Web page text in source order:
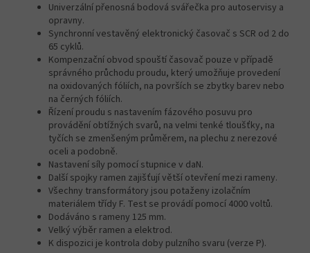
Univerzální přenosná bodová svářečka pro autoservisy a
opravny.
Synchronní vestavěný elektronický časovač s SCR od 2 do
65 cyklů.
Kompenzační obvod spouští časovač pouze v případě
správného průchodu proudu, který umožňuje provedení
na oxidovaných fóliích, na površích se zbytky barev nebo
na černých fóliích.
Řízení proudu s nastavením fázového posuvu pro
provádění obtížných svarů, na velmi tenké tloušťky, na
tyčích se zmenšeným průměrem, na plechu z nerezové
oceli a podobně.
Nastavení síly pomocí stupnice v daN.
Další spojky ramen zajišťují větší otevření mezi rameny.
Všechny transformátory jsou potaženy izolačním
materiálem třídy F. Test se provádí pomocí 4000 voltů.
Dodáváno s rameny 125 mm.
Velký výběr ramen a elektrod.
K dispozici je kontrola doby pulzního svaru (verze P).